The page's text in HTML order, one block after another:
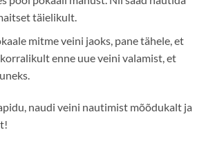
täielikult.
mitme veini jaoks, pane tähele, et
enne uue veini valamist, et
naudi veini nautimist mõõdukalt ja